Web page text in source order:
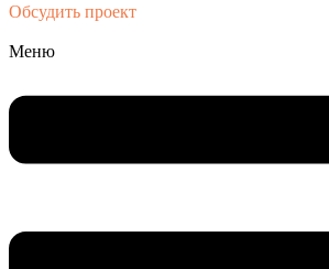
Обсудить проект
Меню